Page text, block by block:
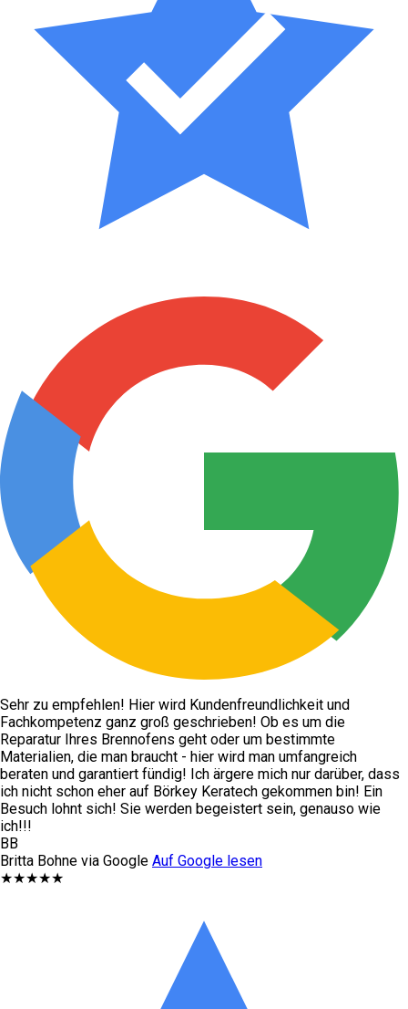
Sehr zu empfehlen! Hier wird Kundenfreundlichkeit und
Fachkompetenz ganz groß geschrieben! Ob es um die
Reparatur Ihres Brennofens geht oder um bestimmte
Materialien, die man braucht - hier wird man umfangreich
beraten und garantiert fündig! Ich ärgere mich nur darüber, dass
ich nicht schon eher auf Börkey Keratech gekommen bin! Ein
Besuch lohnt sich! Sie werden begeistert sein, genauso wie
ich!!!
BB
Britta Bohne via Google Auf Google lesen
★★★★★